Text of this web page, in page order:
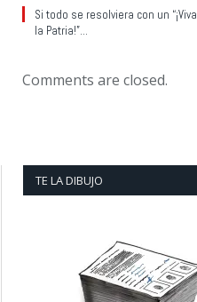
Si todo se resolviera con un “¡Viva
la Patria!”…
Comments are closed.
TE LA DIBUJO